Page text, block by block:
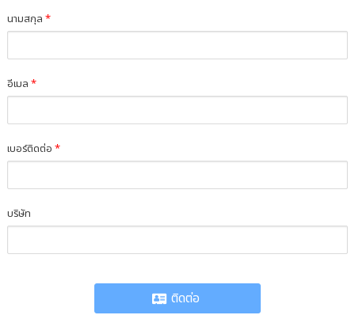
นามสกุล*
อีเมล*
เบอร์ติดต่อ*
บริษัท
ติดต่อ